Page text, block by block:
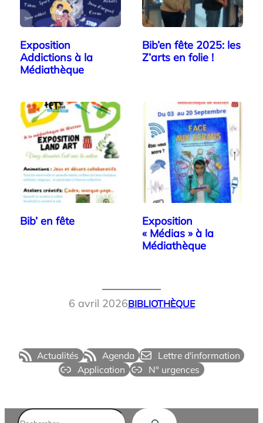
Exposition
Addictions à la
Médiathèque
Bib’en fête 2025: les
Z’arts en folie !
Bib’ en fête
Exposition
« Médias » à la
Médiathèque
6 avril 2026BIBLIOTHÈQUE
Actualités Agenda
Lettre d'information
Application
N° urgences
Rechercher